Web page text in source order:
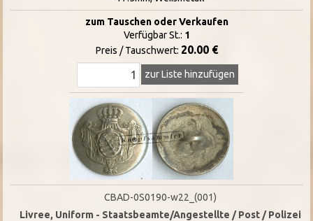
zum Tauschen oder Verkaufen
Verfügbar St.: 1
Preis / Tauschwert: 20.00 €
zur Liste hinzufügen
CBAD-0S0190-w22_(001)
Livree, Uniform - Staatsbeamte/Angestellte / Post / Polizei